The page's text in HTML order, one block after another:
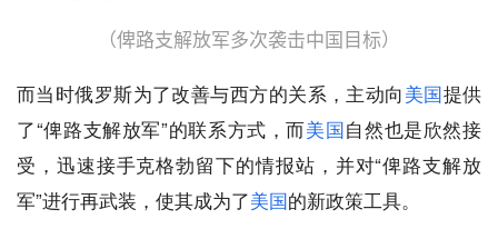
（俾路支解放军多次袭击中国目标）
而当时俄罗斯为了改善与西方的关系，主动向美国提供
了“俾路支解放军”的联系方式，而美国自然也是欣然接
受，迅速接手克格勃留下的情报站，并对“俾路支解放
军”进行再武装，使其成为了美国的新政策工具。